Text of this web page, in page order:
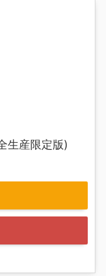
生産限定版)